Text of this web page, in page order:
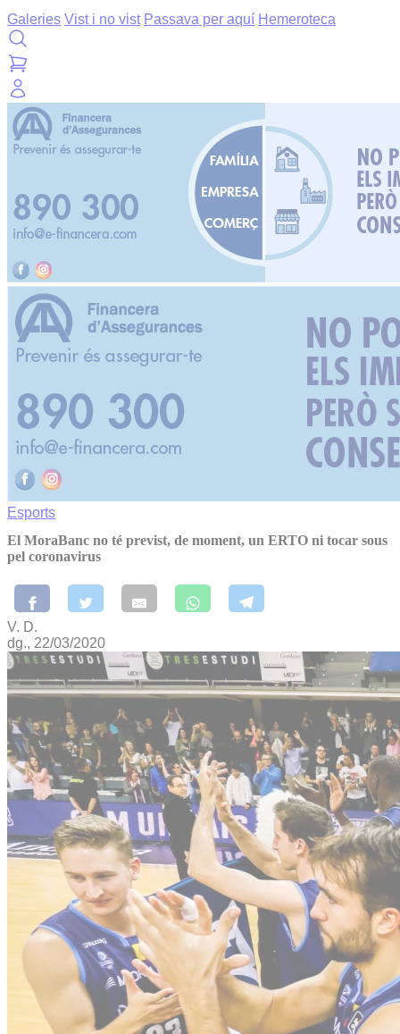
Galeries Vist i no vist Passava per aquí Hemeroteca
Esports
El MoraBanc no té previst, de moment, un ERTO ni tocar sous
pel coronavirus
V. D.
dg., 22/03/2020